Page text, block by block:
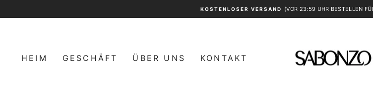
Pause
KOSTENLOSER VERSAND (VOR 23:59 UHR BESTELLEN
HEIM GESCHÄFT ÜBER UNS KONTAKT